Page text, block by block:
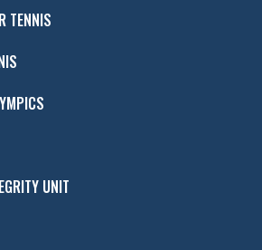
TENNIS
UNIT